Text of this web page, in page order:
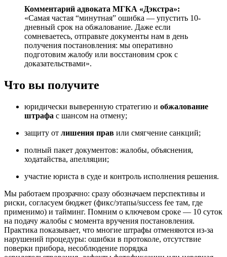
Комментарий адвоката МГКА «Дэкстра»:
«Самая частая “минутная” ошибка — упустить 10-
дневный срок на обжалование. Даже если
сомневаетесь, отправьте документы нам в день
получения постановления: мы оперативно
подготовим жалобу или восстановим срок с
доказательствами».
Что вы получите
юридически выверенную стратегию и обжалование
штрафа с шансом на отмену;
защиту от лишения прав или смягчение санкций;
полный пакет документов: жалобы, объяснения,
ходатайства, апелляции;
участие юриста в суде и контроль исполнения решения.
Мы работаем прозрачно: сразу обозначаем перспективы и
риски, согласуем бюджет (фикс/этапы/success fee там, где
применимо) и тайминг. Помним о ключевом сроке — 10 суток
на подачу жалобы с момента вручения постановления.
Практика показывает, что многие штрафы отменяются из-за
нарушений процедуры: ошибки в протоколе, отсутствие
поверки прибора, несоблюдение порядка